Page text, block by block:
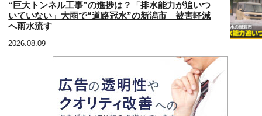
“巨大トンネル工事”の進捗は？「排水能力が追いつ
いていない」大雨で“道路冠水”の新潟市 被害軽減
へ雨水流す
2026.08.09